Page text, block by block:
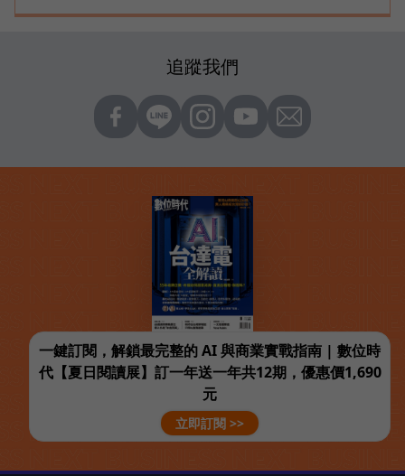
追蹤我們
一鍵訂閱，解鎖最完整的 AI 與商業實戰指南 | 數位時
代【夏日閱讀展】訂一年送一年共12期，優惠價1,690
元
立即訂閱 >>